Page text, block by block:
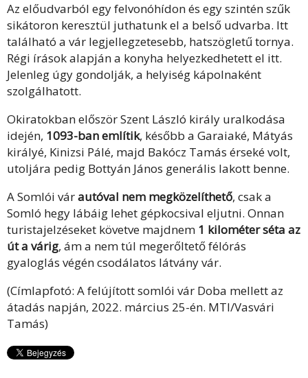
Az előudvarból egy felvonóhídon és egy szintén szűk
sikátoron keresztül juthatunk el a belső udvarba. Itt
található a vár legjellegzetesebb, hatszögletű tornya.
Régi írások alapján a konyha helyezkedhetett el itt.
Jelenleg úgy gondolják, a helyiség kápolnaként
szolgálhatott.
Okiratokban először Szent László király uralkodása
idején, 1093-ban említik, később a Garaiaké, Mátyás
királyé, Kinizsi Pálé, majd Bakócz Tamás érseké volt,
utoljára pedig Bottyán János generális lakott benne.
A Somlói várautóval nem megközelíthető, csak a
Somló hegy lábáig lehet gépkocsival eljutni. Onnan
turistajelzéseket követve majdnem 1 kilométer séta az
út a várig, ám a nem túl megerőltető félórás
gyaloglás végén csodálatos látvány vár.
(Címlapfotó: A felújított somlói vár Doba mellett az
átadás napján, 2022. március 25-én. MTI/Vasvári
Tamás)